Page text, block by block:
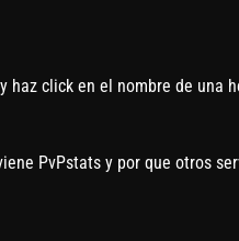
y haz click en el nombre de una
PvPstats y por que otros